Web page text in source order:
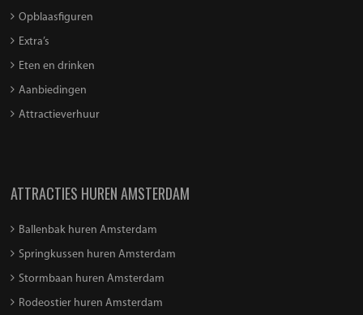
Opblaasfiguren
Extra’s
Eten en drinken
Aanbiedingen
Attractieverhuur
ATTRACTIES HUREN AMSTERDAM
Ballenbak huren Amsterdam
Springkussen huren Amsterdam
Stormbaan huren Amsterdam
Rodeostier huren Amsterdam